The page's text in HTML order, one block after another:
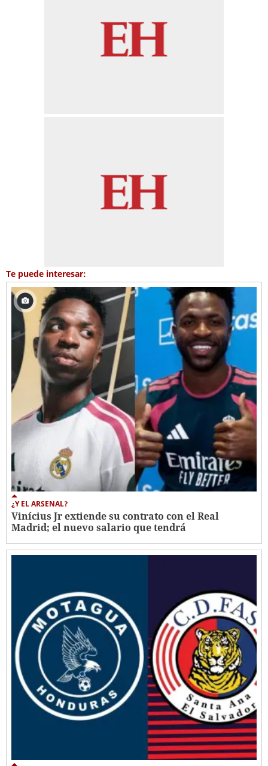
Te puede interesar:
¿Y EL ARSENAL?
Vinícius Jr extiende su contrato con el Real
Madrid; el nuevo salario que tendrá